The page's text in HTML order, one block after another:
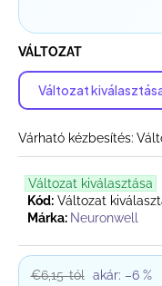
VÁLTOZAT
Várható kézbesítés:
Változat kiválasztása
Kód: Változat
Márka: Neuronwell
€6,15-tól akár: –6 %